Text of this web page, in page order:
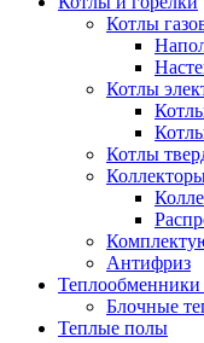
Котлы
Котлы
Котлы
Антифриз
Блочные
Теплые полы